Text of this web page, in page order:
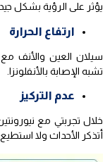
يؤثر على الرؤية بشكل
ارتفاع الحرارة
سيلان العين والأنف مع
تشبه الإصابة بالأنفلونزا.
عدم التركيز
خلال تجربتي مع
أتذكر الأحداث ولا استطيع